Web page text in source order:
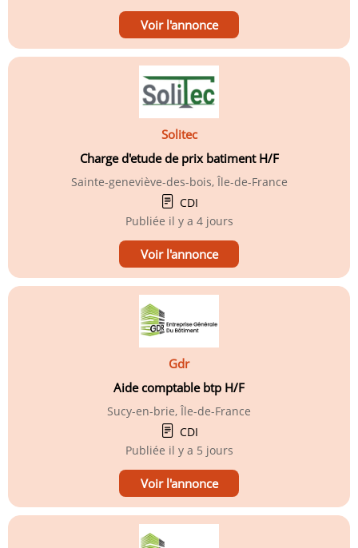
Voir l'annonce
Solitec
Charge d'etude de prix batiment H/F
Sainte-geneviève-des-bois, Île-de-France
CDI
Publiée il y a 4 jours
Voir l'annonce
Gdr
Aide comptable btp H/F
Sucy-en-brie, Île-de-France
CDI
Publiée il y a 5 jours
Voir l'annonce